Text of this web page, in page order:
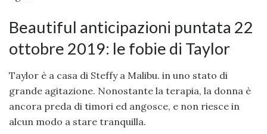
Beautiful anticipazioni puntata 22
ottobre 2019: le fobie di Taylor
Taylor è a casa di Steffy a Malibu. in uno stato di
grande agitazione. Nonostante la terapia, la donna è
ancora preda di timori ed angosce, e non riesce in
alcun modo a stare tranquilla.